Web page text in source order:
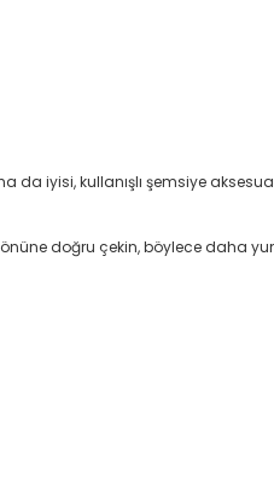
da iyisi, kullanışlı şemsiye
doğru çekin, böylece daha